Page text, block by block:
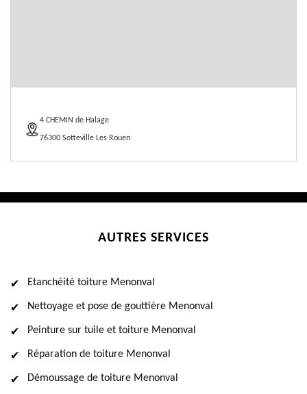
4 CHEMIN de Halage
76300 Sotteville Les Rouen
AUTRES SERVICES
Etanchéité toiture Menonval
Nettoyage et pose de gouttière Menonval
Peinture sur tuile et toiture Menonval
Réparation de toiture Menonval
Démoussage de toiture Menonval